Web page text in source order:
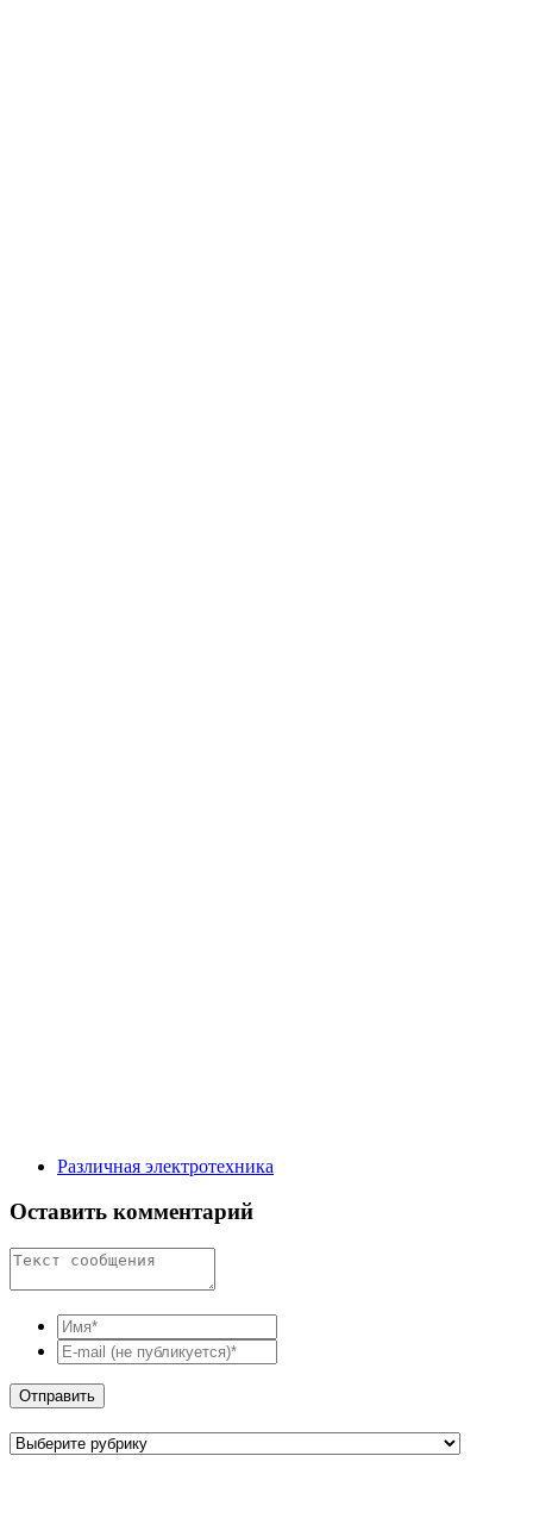
Различная электротехника
Оставить комментарий